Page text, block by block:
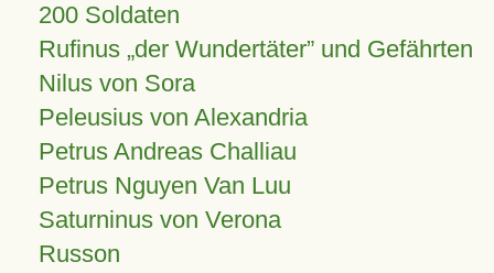
200 Soldaten
Rufinus „der Wundertäter” und Gefährten
Nilus von Sora
Peleusius von Alexandria
Petrus Andreas Challiau
Petrus Nguyen Van Luu
Saturninus von Verona
Russon